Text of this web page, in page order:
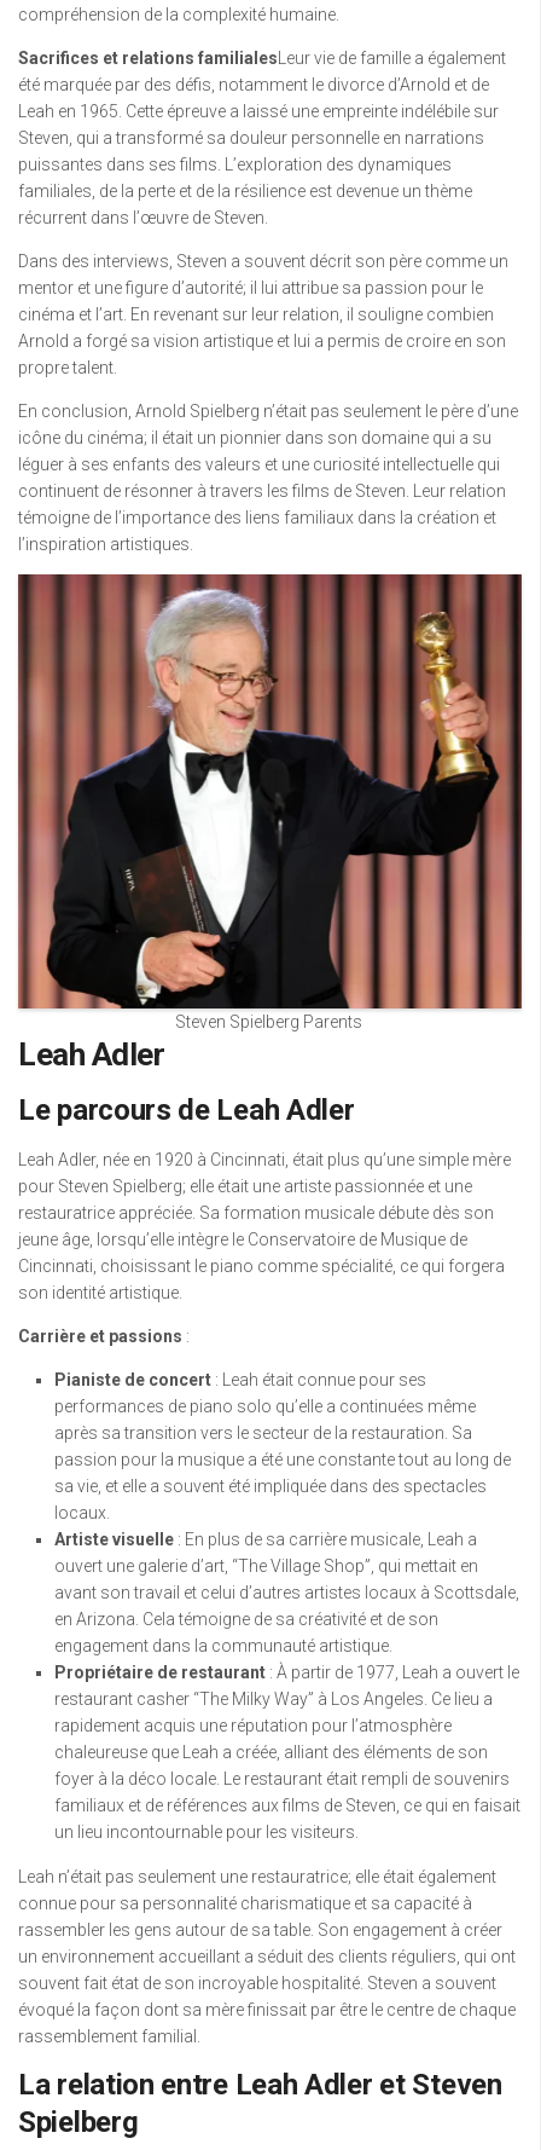
compréhension de la complexité humaine.
Sacrifices et relations familialesLeur vie de famille a également
été marquée par des défis, notamment le divorce d’Arnold et de
Leah en 1965. Cette épreuve a laissé une empreinte indélébile sur
Steven, qui a transformé sa douleur personnelle en narrations
puissantes dans ses films. L’exploration des dynamiques
familiales, de la perte et de la résilience est devenue un thème
récurrent dans l’œuvre de Steven.
Dans des interviews, Steven a souvent décrit son père comme un
mentor et une figure d’autorité; il lui attribue sa passion pour le
cinéma et l’art. En revenant sur leur relation, il souligne combien
Arnold a forgé sa vision artistique et lui a permis de croire en son
propre talent.
En conclusion, Arnold Spielberg n’était pas seulement le père d’une
icône du cinéma; il était un pionnier dans son domaine qui a su
léguer à ses enfants des valeurs et une curiosité intellectuelle qui
continuent de résonner à travers les films de Steven. Leur relation
témoigne de l’importance des liens familiaux dans la création et
l’inspiration artistiques.
Steven Spielberg Parents
Leah Adler
Le parcours de Leah Adler
Leah Adler, née en 1920 à Cincinnati, était plus qu’une simple mère
pour Steven Spielberg; elle était une artiste passionnée et une
restauratrice appréciée. Sa formation musicale débute dès son
jeune âge, lorsqu’elle intègre le Conservatoire de Musique de
Cincinnati, choisissant le piano comme spécialité, ce qui forgera
son identité artistique.
Carrière et passions :
Pianiste de concert : Leah était connue pour ses
performances de piano solo qu’elle a continuées même
après sa transition vers le secteur de la restauration. Sa
passion pour la musique a été une constante tout au long de
sa vie, et elle a souvent été impliquée dans des spectacles
locaux.
Artiste visuelle : En plus de sa carrière musicale, Leah a
ouvert une galerie d’art, “The Village Shop”, qui mettait en
avant son travail et celui d’autres artistes locaux à Scottsdale,
en Arizona. Cela témoigne de sa créativité et de son
engagement dans la communauté artistique.
Propriétaire de restaurant : À partir de 1977, Leah a ouvert le
restaurant casher “The Milky Way” à Los Angeles. Ce lieu a
rapidement acquis une réputation pour l’atmosphère
chaleureuse que Leah a créée, alliant des éléments de son
foyer à la déco locale. Le restaurant était rempli de souvenirs
familiaux et de références aux films de Steven, ce qui en faisait
un lieu incontournable pour les visiteurs.
Leah n’était pas seulement une restauratrice; elle était également
connue pour sa personnalité charismatique et sa capacité à
rassembler les gens autour de sa table. Son engagement à créer
un environnement accueillant a séduit des clients réguliers, qui ont
souvent fait état de son incroyable hospitalité. Steven a souvent
évoqué la façon dont sa mère finissait par être le centre de chaque
rassemblement familial.
La relation entre Leah Adler et Steven
Spielberg